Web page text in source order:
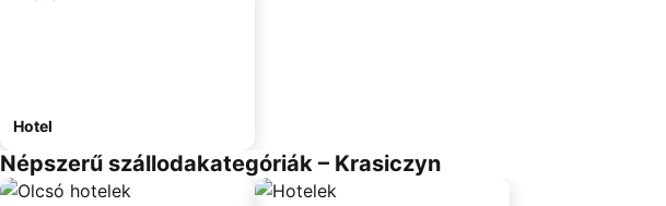
Hotel
Népszerű szállodakategóriák – Krasiczyn